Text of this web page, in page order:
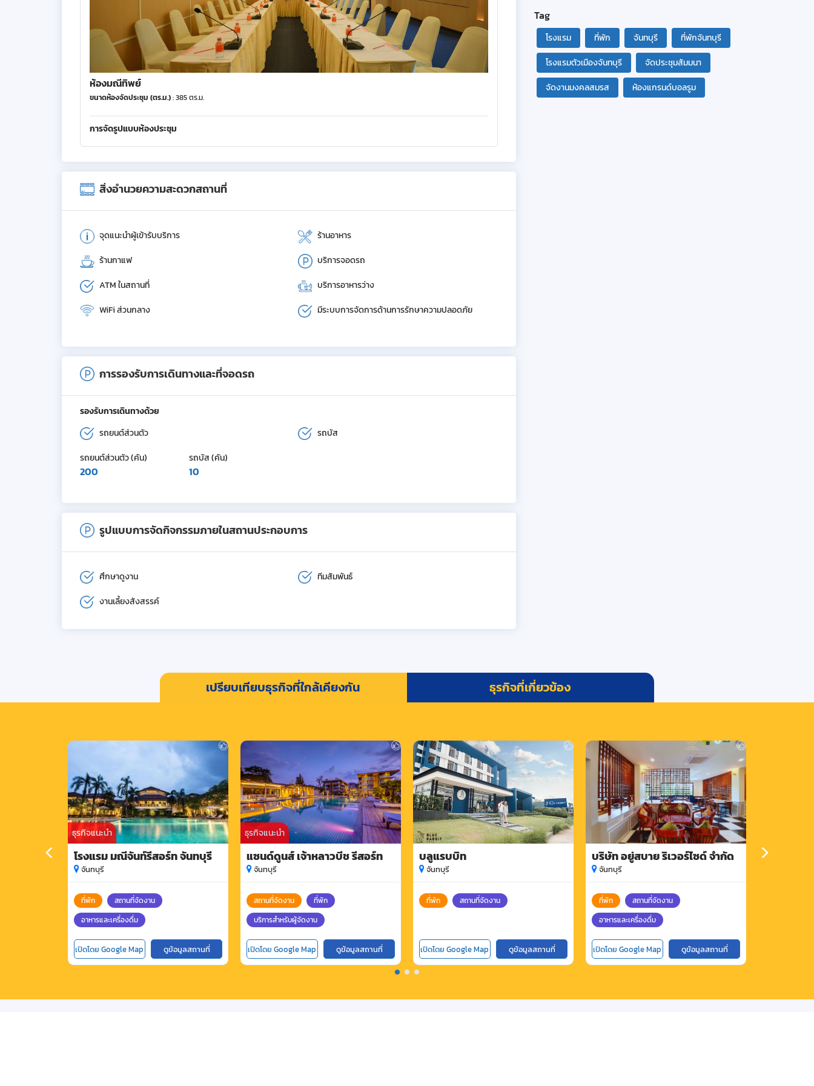
ห้องมณีทิพย์
ขนาดห้องจัดประชุม (ตร.ม.): 385 ตร.ม.
การจัดรูปแบบห้องประชุม
สิ่งอำนวยความสะดวกสถานที่
จุดแนะนำผู้เข้ารับบริการ
ร้านอาหาร
ร้านกาแฟ
บริการจอดรถ
ATM ในสถานที่
บริการอาหารว่าง
WiFi ส่วนกลาง
มีระบบการจัดการด้านการรักษาความปลอดภัย
การรองรับการเดินทางและที่จอดรถ
รองรับการเดินทางด้วย
รถยนต์ส่วนตัว
รถบัส
รถยนต์ส่วนตัว (คัน)
200
รถบัส (คัน)
10
รูปแบบการจัดกิจกรรมภายในสถานประกอบการ
ศึกษาดูงาน
ทีมสัมพันธ์
งานเลี้ยงสังสรรค์
Tag
โรงแรม ที่พัก จันทบุรี
ที่พักจันทบุรี
โรงแรมตัวเมืองจันทบุรี
จัดประชุมสัมมนา
จัดงานมงคลสมรส
ห้องแกรนด์บอลรูม
เปรียบเทียบธุรกิจที่ใกล้เคียงกัน ธุรกิจที่เกี่ยวข้อง
ธุรกิจแนะนำ
โรงแรม มณีจันท์รีสอร์ท จันทบุรี
จันทบุรี
ที่พัก
สถานที่จัดงาน
อาหารและเครื่องดื่ม
เปิดโดย Google Map ดูข้อมูลสถานที่
ธุรกิจแนะนำ
แซนด์ดูนส์ เจ้าหลาวบีช รีสอร์ท
จันทบุรี
สถานที่จัดงาน
ที่พัก
บริการสำหรับผู้จัดงาน
เปิดโดย Google Map ดูข้อมูลสถานที่
บลูแรบบิท
จันทบุรี
ที่พัก สถานที่จัดงาน
เปิดโดย Google Map ดูข้อมูลสถานที่
บริษัท อยู่สบาย ริเวอร์ไซด์ จำกัด
จันทบุรี
ที่พัก
สถานที่จัดงาน
อาหารและเครื่องดื่ม
เปิดโดย Google Map ดูข้อมูลสถานที่
โรงแรม นิ